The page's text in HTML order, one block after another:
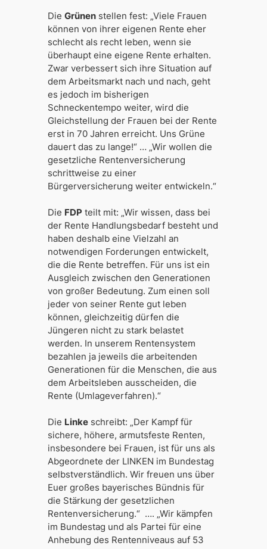
Die Grünenstellen fest: „Viele Frauen
können von ihrer eigenen Rente eher
schlecht als recht leben, wenn sie
überhaupt eine eigene Rente erhalten.
Zwar verbessert sich ihre Situation auf
dem Arbeitsmarkt nach und nach, geht
es jedoch im bisherigen
Schneckentempo weiter, wird die
Gleichstellung der Frauen bei der Rente
erst in 70 Jahren erreicht. Uns Grüne
dauert das zu lange!“ … „Wir wollen die
gesetzliche Rentenversicherung
schrittweise zu einer
Bürgerversicherung weiter entwickeln.“
Die FDPteilt mit: „Wir wissen, dass bei
der Rente Handlungsbedarf besteht und
haben deshalb eine Vielzahl an
notwendigen Forderungen entwickelt,
die die Rente betreffen. Für uns ist ein
Ausgleich zwischen den Generationen
von großer Bedeutung. Zum einen soll
jeder von seiner Rente gut leben
können, gleichzeitig dürfen die
Jüngeren nicht zu stark belastet
werden. In unserem Rentensystem
bezahlen ja jeweils die arbeitenden
Generationen für die Menschen, die aus
dem Arbeitsleben ausscheiden, die
Rente (Umlageverfahren).“
Die Linkeschreibt: „Der Kampf für
sichere, höhere, armutsfeste Renten,
insbesondere bei Frauen, ist für uns als
Abgeordnete der LINKEN im Bundestag
selbstverständlich. Wir freuen uns über
Euer großes bayerisches Bündnis für
die Stärkung der gesetzlichen
Rentenversicherung.“ …. „Wir kämpfen
im Bundestag und als Partei für eine
Anhebung des Rentenniveaus auf 53